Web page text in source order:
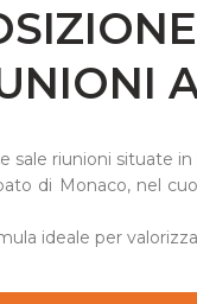
sale riunioni situate
di Monaco, nel
ideale per